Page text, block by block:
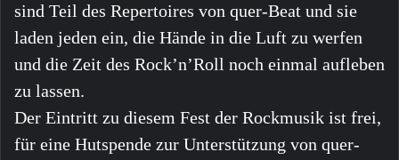
sind Teil des Repertoires von quer-Beat und sie
laden jeden ein, die Hände in die Luft zu werfen
und die Zeit des Rock’n’Roll noch einmal aufleben
zu lassen.
Der Eintritt zu diesem Fest der Rockmusik ist frei,
für eine Hutspende zur Unterstützung von quer-